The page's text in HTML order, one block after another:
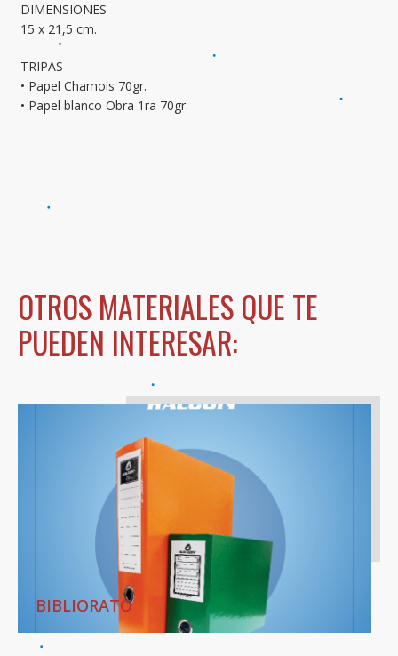
DIMENSIONES
15 x 21,5 cm.
TRIPAS
• Papel Chamois 70gr.
• Papel blanco Obra 1ra 70gr.
OTROS MATERIALES QUE TE
PUEDEN INTERESAR:
BIBLIORATO
PRINCIPAL
CONTACTANOS